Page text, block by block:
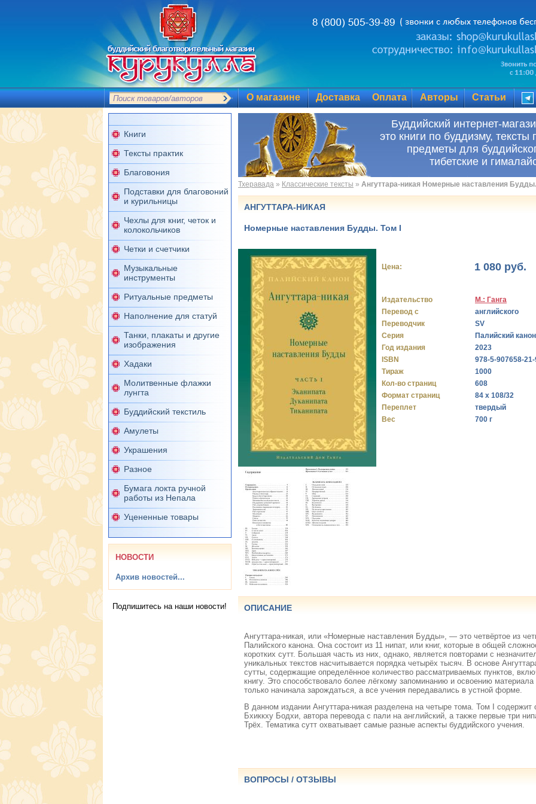
О магазине Доставка Оплата Авторы Статьи
Книги
Тексты практик
Благовония
Подставки для благовоний
и курильницы
Чехлы для книг, четок и
колокольчиков
Четки и счетчики
Музыкальные
инструменты
Ритуальные предметы
Наполнение для статуй
Танки, плакаты и другие
изображения
Хадаки
Молитвенные флажки
лунгта
Буддийский текстиль
Амулеты
Украшения
Разное
Бумага локта ручной
работы из Непала
Уцененные товары
НОВОСТИ
Архив новостей...
Подпишитесь на наши новости!
Буддийский
это книги по буддизму, тексты
предметы для
тибетские и
Тхеравада » Классические тексты » Ангуттара-никая Номерные наставления
АНГУТТАРА-НИКАЯ
Номерные наставления Будды. Том I
Цена: 1 080 руб.
Издательство
М.: Ганга
Перевод с
английского
Переводчик
SV
Серия
Палийский канон
Год издания
2023
ISBN
978-5-907658-
Тираж
1000
Кол-во страниц
608
Формат страниц
84 х 108/32
Переплет
твердый
Вес
700 г
ОПИСАНИЕ
Ангуттара-никая, или «Номерные наставления Будды», — это четвёртое из
Палийского канона. Она состоит из 11 нипат, или книг, которые в общей
коротких сутт. Большая часть из них, однако, является повторами с
уникальных текстов насчитывается порядка четырёх тысяч. В основе
сутты, содержащие определённое количество рассматриваемых пунктов,
книгу. Это способствовало более лёгкому запоминанию и освоению
только начинала зарождаться, а все учения передавались в устной форме.
В данном издании Ангуттара-никая разделена на четыре тома. Том I
Бхиккху Бодхи, автора перевода с пали на английский, а также первые три
Трёх. Тематика сутт охватывает самые разные аспекты буддийского учения.
ВОПРОСЫ / ОТЗЫВЫ